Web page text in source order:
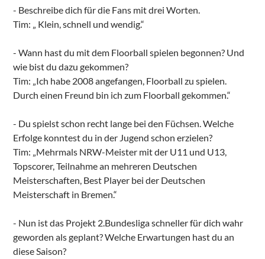
­- Beschreibe dich für die Fans mit drei Worten.
Tim: „ Klein, schnell und wendig.“
­- Wann hast du mit dem Floorball spielen begonnen? Und
wie bist du dazu gekommen?
Tim: „Ich habe 2008 angefangen, Floorball zu spielen.
Durch einen Freund bin ich zum Floorball gekommen.“
­- Du spielst schon recht lange bei den Füchsen. Welche
Erfolge konntest du in der Jugend schon erzielen?
Tim: „Mehrmals NRW­-Meister mit der U11 und U13,
Topscorer, Teilnahme an mehreren Deutschen
Meisterschaften, Best Player bei der Deutschen
Meisterschaft in Bremen.“
­- Nun ist das Projekt 2.Bundesliga schneller für dich wahr
geworden als geplant? Welche Erwartungen hast du an
diese Saison?